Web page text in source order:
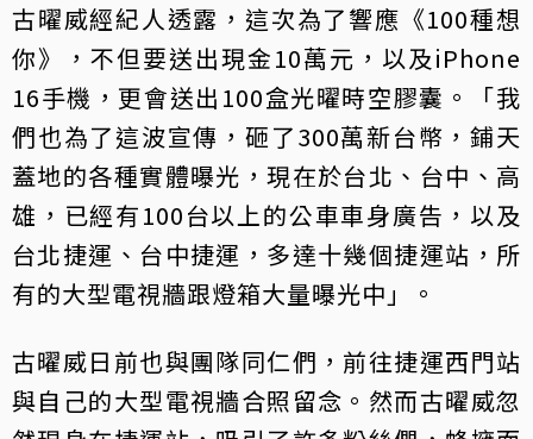
古曜威經紀人透露，這次為了響應《100種想
你》，不但要送出現金10萬元，以及iPhone
16手機，更會送出100盒光曜時空膠囊。「我
們也為了這波宣傳，砸了300萬新台幣，鋪天
蓋地的各種實體曝光，現在於台北、台中、高
雄，已經有100台以上的公車車身廣告，以及
台北捷運、台中捷運，多達十幾個捷運站，所
有的大型電視牆跟燈箱大量曝光中」。
古曜威日前也與團隊同仁們，前往捷運西門站
與自己的大型電視牆合照留念。然而古曜威忽